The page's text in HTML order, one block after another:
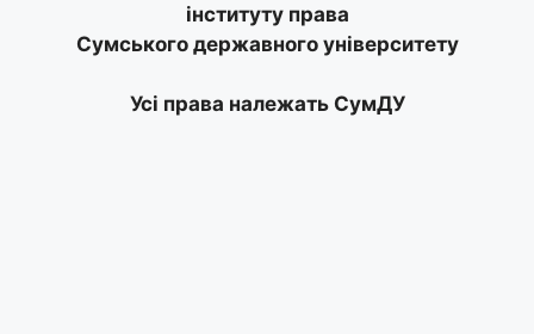
інституту права
Сумського державного університету
Усі права належать СумДУ